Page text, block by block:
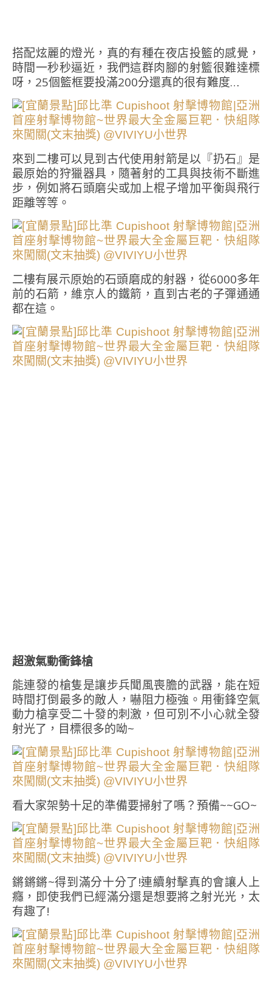
搭配炫麗的燈光，真的有種在夜店投籃的感覺，
時間一秒秒逼近，我們這群肉腳的射籃很難達標
呀，25個籃框要投滿200分還真的很有難度…
來到二樓可以見到古代使用射箭是以『扔石』是
最原始的狩獵器具，隨著射的工具與技術不斷進
步，例如將石頭磨尖或加上棍子增加平衡與飛行
距離等等。
二樓有展示原始的石頭磨成的射器，從6000多年
前的石箭，維京人的鐵箭，直到古老的子彈通通
都在這。
超激氣動衝鋒槍
能連發的槍隻是讓步兵聞風喪膽的武器，能在短
時間打倒最多的敵人，嚇阻力極強。用衝鋒空氣
動力槍享受二十發的刺激，但可別不小心就全發
射光了，目標很多的呦~
看大家架勢十足的準備要掃射了嗎？預備~~GO~
鏘鏘鏘~得到滿分十分了!連續射擊真的會讓人上
癮，即使我們已經滿分還是想要將之射光光，太
有趣了!